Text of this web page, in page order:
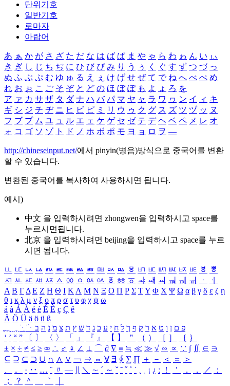
단위기호
일반기호
로마자
아랍어
あ ぁ か が さ ざ た だ な は ば ぱ ま や ゃ ら わ ゎ ん い ぃ
き ぎ し じ ち ぢ に ひ び ぴ み り う ぅ く ぐ す ず つ づ っ
ぬ ふ ぶ ぷ む ゆ ゅ る え ぇ け げ せ ぜ て で ね へ べ ぺ め
れ お ぉ こ ご そ ぞ と ど の ほ ぼ ぽ も よ ょ ろ を
ア ァ カ サ ザ タ ダ ナ ハ バ パ マ ヤ ャ ラ ワ ヮ ン イ ィ キ
ギ シ ジ チ ヂ ニ ヒ ビ ピ ミ リ ウ ゥ ク グ ス ズ ツ ヅ ッ ヌ
フ ブ プ ム ユ ュ ル エ ェ ケ ゲ セ ゼ テ デ ヘ ベ ペ メ レ オ
ォ コ ゴ ソ ゾ ト ド ノ ホ ボ ポ モ ヨ ョ ロ ヲ ―
http://chineseinput.net/에서 pinyin(병음)방식으로 중국어를 변환
할 수 있습니다.
변환된 중국어를 복사하여 사용하시면 됩니다.
예시)
中文 을 입력하시려면 zhongwen을 입력하시고 space를
누르시면됩니다.
北京 을 입력하시려면 beijing을 입력하시고 space를 누르
시면 됩니다.
ㅥ ㅦ ㅧ ㅨ ㅩ ㅪ ㅫ ㅬ ㅭ ㅮ ㅯ ㅰ ㅱ ㅲ ㅳ ㅴ ㅵ ㅶ ㅷ ㅸ
ㅹ
ㅺ ㅻ ㅼ ㅽ ㅾ ㅿ ㆀ ㆁ ㆂ ㆃ ㆄ ㆅ ㆆ ㆇ ㆈ ㆉ ㆊ ㆋ ㆌ ㆍ
ㆎ
Α Β ΓΔ Ε Ζ Η Θ Ι ΚΛ Μ Ν Ξ Ο Π Ρ Σ ΤΥ Φ Χ Ψ Ω α β γ δ ε ζ η
θ ι κ λ μ ν ξ ο π ρ σ τ υ φ χ ψ ω
á à Á À é è É È ç Ç ê
Ä Ö Ü ä ö ü ß
ִֶֹ ֻּ ׁׂ פ ם ן ו ט א ר ק ף ך ל ח י ע כ ג ד ש ץ ת צ מ נ ה ב
‘ ’ “ ” 〔 〕 〈 〉 「 」 『 』 【 】 ＂ （ ） ［ ］ ｛ ｝
± × ÷ ≠ ≤ ≥ ∞ ∴ ♂ ♀ ∠ ⊥ ⌒ ∂ ∇ ≡ ≒ ≪ ≫ √ ∽ ∝ ∵ ∫ ∬ ∈ ∋
⊆ ⊇ ⊂ ⊃ ∪ ∩ ∧ ∨ ￢ ⇒ ⇔ ∀ ∃ ∮ ∑ ∏ ＋ － ＜ ＝
＞
、
。 · ‥ … ¨ 〃 ― ＼ ∼ ´ ～ ˇ ˘ ˝ ˚ ˙ ¸ ¡ ¿ ː ！ ＇ ， ． ／
：
；
？ ＾ ｀